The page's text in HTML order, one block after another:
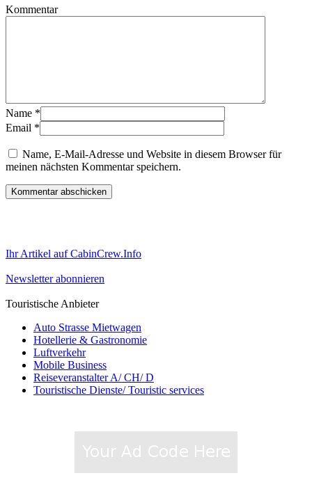
Kommentar
Name *
Email *
Name, E-Mail-Adresse und Website in diesem Browser für
meinen nächsten Kommentar speichern.
Ihr Artikel auf CabinCrew.Info
Newsletter abonnieren
Touristische Anbieter
Auto Strasse Mietwagen
Hotellerie & Gastronomie
Luftverkehr
Mobile Business
Reiseveranstalter A/ CH/ D
Touristische Dienste/ Touristic services